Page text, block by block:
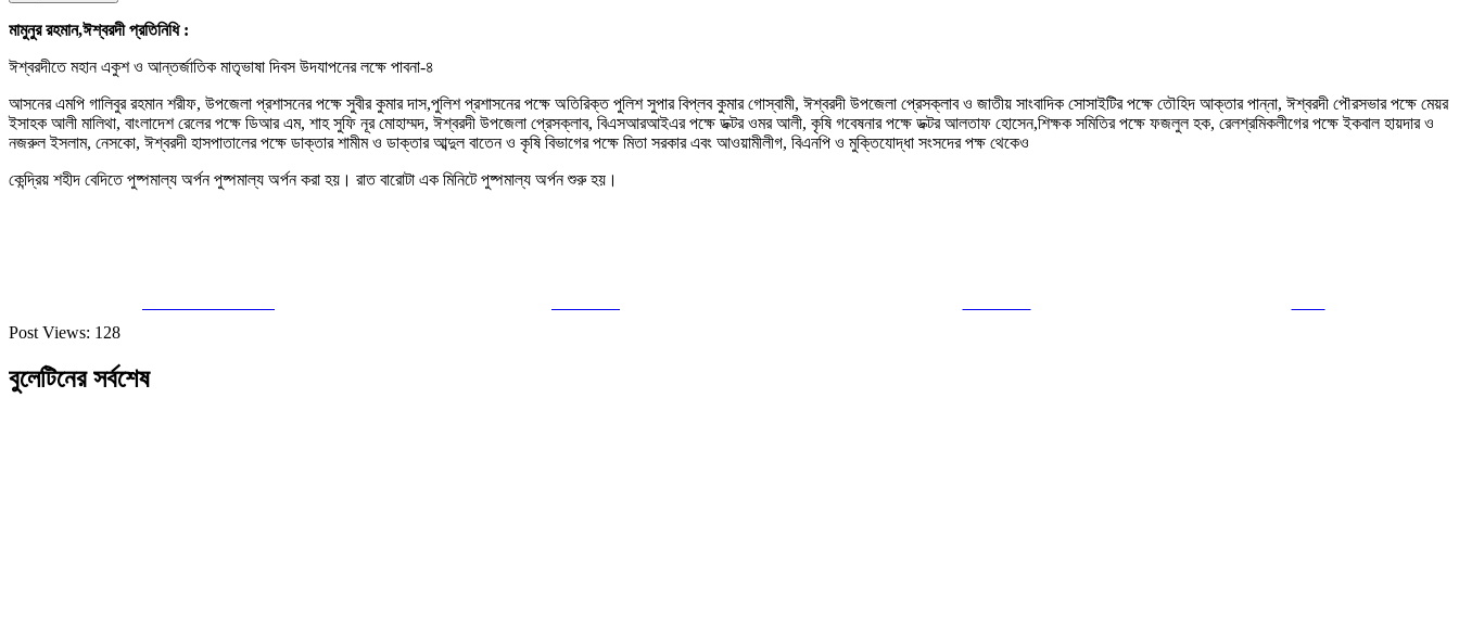
মামুনুর রহমান,ঈশ্বরদী প্রতিনিধি :
ঈশ্বরদীতে মহান একুশ ও আন্তর্জাতিক মাতৃভাষা দিবস উদযাপনের লক্ষে পাবনা-৪
আসনের এমপি গালিবুর রহমান শরীফ, উপজেলা প্রশাসনের পক্ষে সুবীর কুমার দাস,পুলিশ প্রশাসনের পক্ষে অতিরিক্ত পুলিশ সুপার বিপ্লব কুমার গোস্বামী, ঈশ্বরদী উপজেলা প্রেসক্লাব ও জাতীয় সাংবাদিক সোসাইটির পক্ষে তৌহিদ আক্তার পান্না, ঈশ্বরদী পৌরসভার পক্ষে মেয়র
ইসাহক আলী মালিথা, বাংলাদেশ রেলের পক্ষে ডিআর এম, শাহ সুফি নূর মোহাম্মদ, ঈশ্বরদী উপজেলা প্রেসক্লাব, বিএসআরআইএর পক্ষে ডক্টর ওমর আলী, কৃষি গবেষনার পক্ষে ডক্টর আলতাফ হোসেন,শিক্ষক সমিতির পক্ষে ফজলুল হক, রেলশ্রমিকলীগের পক্ষে ইকবাল হায়দার ও
নজরুল ইসলাম, নেসকো, ঈশ্বরদী হাসপাতালের পক্ষে ডাক্তার শামীম ও ডাক্তার আব্দুল বাতেন ও কৃষি বিভাগের পক্ষে মিতা সরকার এবং আওয়ামীলীগ, বিএনপি ও মুক্তিযোদ্ধা সংসদের পক্ষ থেকেও
কেন্দ্রিয় শহীদ বেদিতে পুষ্পমাল্য অর্পন পুষ্পমাল্য অর্পন করা হয়। রাত বারোটা এক মিনিটে পুষ্পমাল্য অর্পন শুরু হয়।
Post Views: 128
বুলেটিনের সর্বশেষ